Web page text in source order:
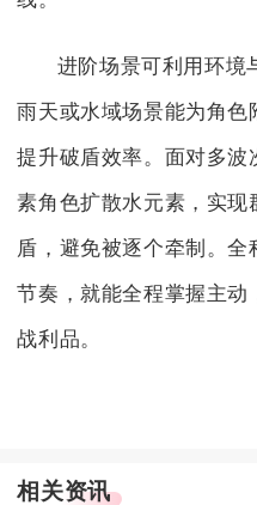
进阶场景可利用环境
雨天或水域场景能为角
提升破盾效率。面对多波
素角色扩散水元素，实现
盾，避免被逐个牵制。
节奏，就能全程掌握主动
战利品。
相关资讯